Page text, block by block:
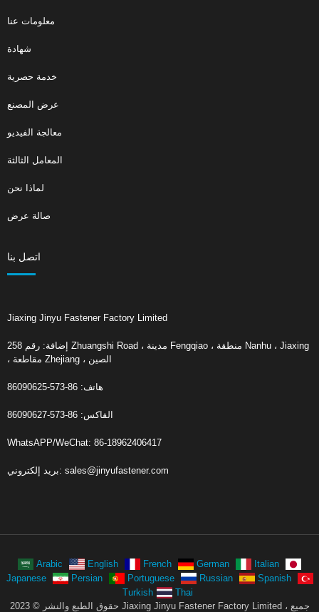
معلومات عنا
شهادة
خدمة حصرية
عرض المصنع
معالجة الفيديو
المعامل الثالثة
لماذا نحن
صالة عرض
اتصل بنا
Jiaxing Jinyu Fastener Factory Limited
إضافة: رقم 258 Zhuangshi Road ، مدينة Fengqiao ، منطقة Nanhu ، Jiaxing
، مقاطعة Zhejiang ، الصين
هاتف: 86-573-86090625
الفاكس: 86-573-86090627
WhatsAPP/WeChat: 86-18962406417
بريد إلكتروني: sales@jinyufastener.com
Arabic English French German
Italian
Japanese
Persian Portuguese Russian
Spanish
Turkish
Thai
حقوق الطبع والنشر © 2023 Jiaxing Jinyu Fastener Factory Limited ، جميع